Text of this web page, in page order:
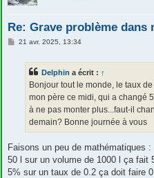
Re: Grave problème dans
M21 avr. 2025, 13:34
Delphin a écrit : ↑
Bonjour tout le monde, le taux
mon père ce midi, qui a changé
à ne pas monter plus...faut-il
demain? Bonne journée à vous
Faisons un peu de mathématiques :
50 l sur un volume de 1000 l ça fait
5% sur un taux de 0.2 ça doit faire